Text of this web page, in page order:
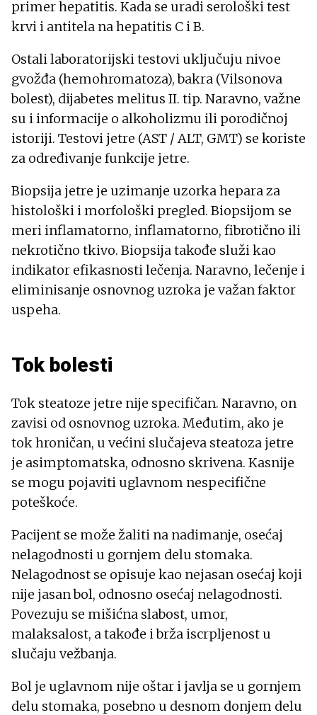
primer hepatitis. Kada se uradi serološki test
krvi i antitela na hepatitis C i B.
Ostali laboratorijski testovi uključuju nivoe
gvožđa (hemohromatoza), bakra (Vilsonova
bolest), dijabetes melitus II. tip. Naravno, važne
su i informacije o alkoholizmu ili porodičnoj
istoriji. Testovi jetre (AST / ALT, GMT) se koriste
za određivanje funkcije jetre.
Biopsija jetre je uzimanje uzorka hepara za
histološki i morfološki pregled. Biopsijom se
meri inflamatorno, inflamatorno, fibrotično ili
nekrotično tkivo. Biopsija takođe služi kao
indikator efikasnosti lečenja. Naravno, lečenje i
eliminisanje osnovnog uzroka je važan faktor
uspeha.
Tok bolesti
Tok steatoze jetre nije specifičan. Naravno, on
zavisi od osnovnog uzroka. Međutim, ako je
tok hroničan, u većini slučajeva steatoza jetre
je asimptomatska, odnosno skrivena. Kasnije
se mogu pojaviti uglavnom nespecifične
poteškoće.
Pacijent se može žaliti na nadimanje, osećaj
nelagodnosti u gornjem delu stomaka.
Nelagodnost se opisuje kao nejasan osećaj koji
nije jasan bol, odnosno osećaj nelagodnosti.
Povezuju se mišićna slabost, umor,
malaksalost, a takođe i brža iscrpljenost u
slučaju vežbanja.
Bol je uglavnom nije oštar i javlja se u gornjem
delu stomaka, posebno u desnom donjem delu